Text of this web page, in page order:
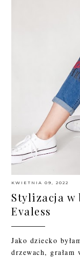
KWIETNIA 09, 2022
Stylizacja w
Evaless
Jako dziecko
drzewach, grałam